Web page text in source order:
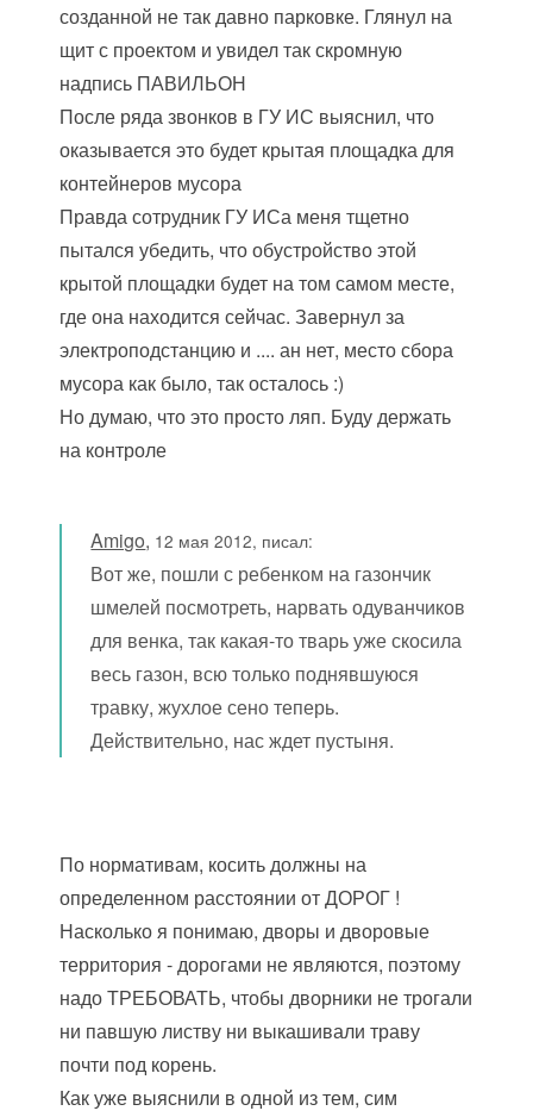
созданной не так давно парковке. Глянул на
щит с проектом и увидел так скромную
надпись ПАВИЛЬОН
После ряда звонков в ГУ ИС выяснил, что
оказывается это будет крытая площадка для
контейнеров мусора
Правда сотрудник ГУ ИСа меня тщетно
пытался убедить, что обустройство этой
крытой площадки будет на том самом месте,
где она находится сейчас. Завернул за
электроподстанцию и .... ан нет, место сбора
мусора как было, так осталось :)
Но думаю, что это просто ляп. Буду держать
на контроле
Amigo, 12 мая 2012, писал:
Вот же, пошли с ребенком на газончик
шмелей посмотреть, нарвать одуванчиков
для венка, так какая-то тварь уже скосила
весь газон, всю только поднявшуюся
травку, жухлое сено теперь.
Действительно, нас ждет пустыня.
По нормативам, косить должны на
определенном расстоянии от ДОРОГ !
Насколько я понимаю, дворы и дворовые
территория - дорогами не являются, поэтому
надо ТРЕБОВАТЬ, чтобы дворники не трогали
ни павшую листву ни выкашивали траву
почти под корень.
Как уже выяснили в одной из тем, сим